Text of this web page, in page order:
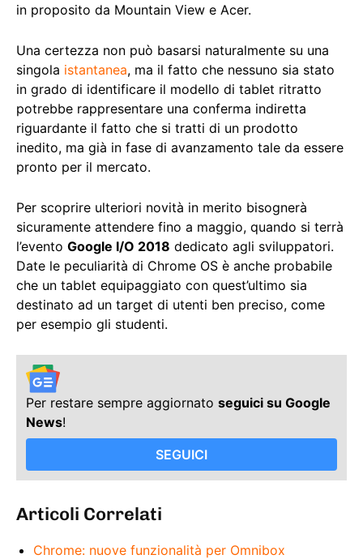
in proposito da Mountain View e Acer.
Una certezza non può basarsi naturalmente su una
singola istantanea, ma il fatto che nessuno sia stato
in grado di identificare il modello di tablet ritratto
potrebbe rappresentare una conferma indiretta
riguardante il fatto che si tratti di un prodotto
inedito, ma già in fase di avanzamento tale da essere
pronto per il mercato.
Per scoprire ulteriori novità in merito bisognerà
sicuramente attendere fino a maggio, quando si terrà
l’evento Google I/O 2018 dedicato agli sviluppatori.
Date le peculiarità di Chrome OS è anche probabile
che un tablet equipaggiato con quest’ultimo sia
destinato ad un target di utenti ben preciso, come
per esempio gli studenti.
Per restare sempre aggiornato seguici su Google
News!
SEGUICI
Articoli Correlati
Chrome: nuove funzionalità per Omnibox